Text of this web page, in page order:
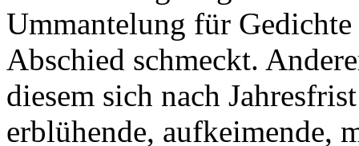
Ummantelung für Gedichte
Abschied schmeckt.
diesem sich nach
erblühende, aufkeimende,